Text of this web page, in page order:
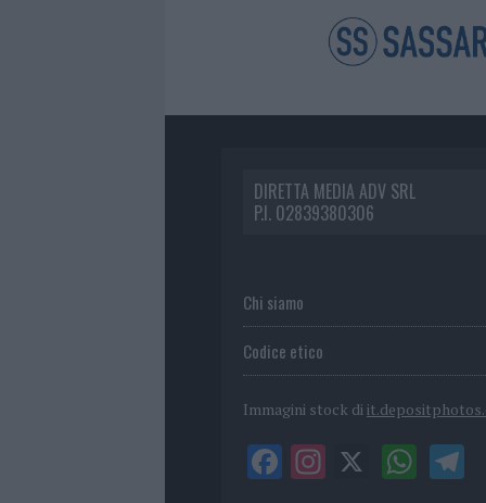
DIRETTA MEDIA ADV SRL
P.I. 02839380306
Chi siamo
Codice etico
Immagini stock di